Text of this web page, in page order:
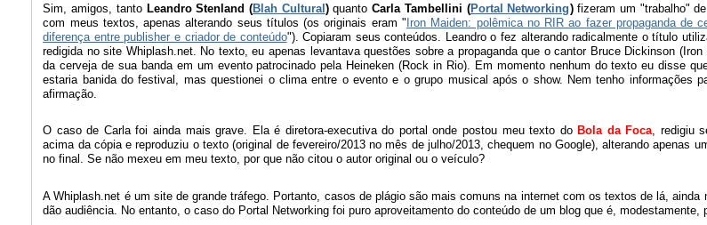
Sim, amigos, tanto Leandro Stenland (Blah Cultural)quantoCarla Tambellini (Portal Networking)fizeram um "trabalho"
com meus textos, apenas alterando seus títulos (os originais eram "Iron Maiden: polêmica no RIR ao fazer propaganda de
diferença entre publisher e criador de conteúdo"). Copiaram seus conteúdos. Leandro o fez alterando radicalmente o título
redigida no site Whiplash.net. No texto, eu apenas levantava questões sobre a propaganda que o cantor Bruce Dickinson (Iron
da cerveja de sua banda em um evento patrocinado pela Heineken (Rock in Rio). Em momento nenhum do texto eu disse
estaria banida do festival, mas questionei o clima entre o evento e o grupo musical após o show. Nem tenho informações
afirmação.
O caso de Carla foi ainda mais grave. Ela é diretora-executiva do portal onde postou meu texto do Bola da Foca, redigiu
acima da cópia e reproduziu o texto (original de fevereiro/2013 no mês de julho/2013, chequem no Google), alterando apenas
no final. Se não mexeu em meu texto, por que não citou o autor original ou o veículo?
A Whiplash.net é um site de grande tráfego. Portanto, casos de plágio são mais comuns na internet com os textos de lá, ainda
dão audiência. No entanto, o caso do Portal Networking foi puro aproveitamento do conteúdo de um blog que é, modestamente,